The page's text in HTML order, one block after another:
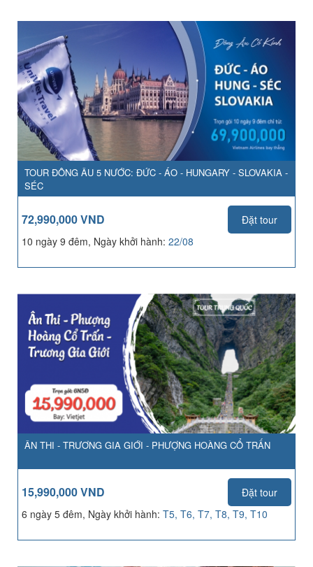
TOUR ĐÔNG ÂU 5 NƯỚC: ĐỨC - ÁO - HUNGARY - SLOVAKIA -
SÉC
72,990,000 VND
Đặt tour
10 ngày 9 đêm, Ngày khởi hành: 22/08
ÂN THI - TRƯƠNG GIA GIỚI - PHƯỢNG HOÀNG CỔ TRẤN
15,990,000 VND
Đặt tour
6 ngày 5 đêm, Ngày khởi hành: T5, T6, T7, T8, T9, T10